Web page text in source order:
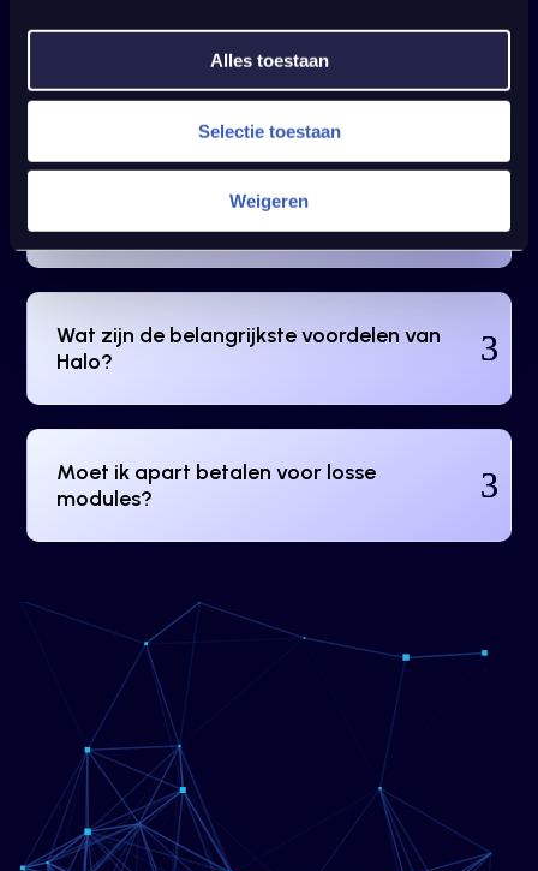
Alles toestaan
Selectie toestaan
Weigeren
Kan ik bij jullie terecht voor
ITIL en ITSM: wat is het verschil?
Wat zijn de belangrijkste voordelen van
Halo?
Moet ik apart betalen voor losse
modules?